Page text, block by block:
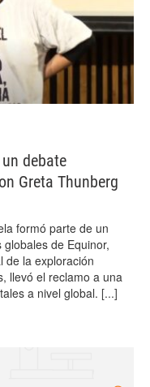
debate
Greta Thunberg
formó parte de un
de Equinor,
de la exploración
llevó el reclamo a una
a nivel global. [...]